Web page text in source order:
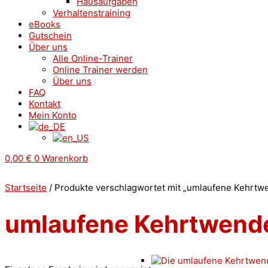
Verhaltenstraining
eBooks
Gutschein
Über uns
Alle Online-Trainer
Online Trainer werden
Über uns
FAQ
Kontakt
Mein Konto
0,00 € 0 Warenkorb
Startseite / Produkte verschlagwortet mit „umlaufene
umlaufene